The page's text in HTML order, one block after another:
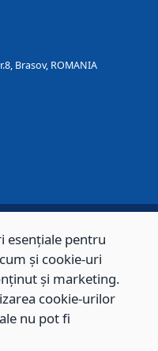
Brasov, ROMANIA
BRAȘOV, toate drepturile
Contact
esențiale pentru
și cookie-uri
și marketing.
cookie-urilor
nu pot fi